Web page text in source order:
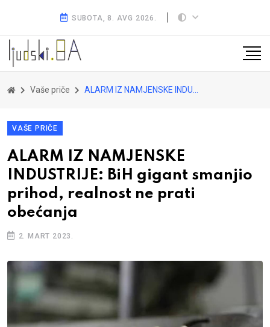
SUBOTA, 8. AVG 2026.
Vaše priče ALARM IZ NAMJENSKE INDUSTRIJE: BiH gigant smanjio prihod, realnost ne prati obećanja
VAŠE PRIČE
ALARM IZ NAMJENSKE
INDUSTRIJE: BiH gigant smanjio
prihod, realnost ne prati
obećanja
2. MART 2023.